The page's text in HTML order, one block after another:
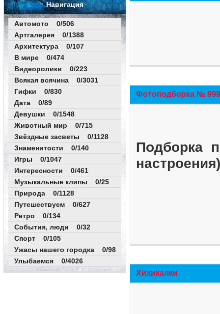
Навигация
Автомото 0/506
Артгалерея 0/1388
Архитектура 0/107
В мире 0/474
Видеоролики 0/223
Всякая всячина 0/3031
Гифки 0/830
Дата 0/89
Девушки 0/1548
Животный мир 0/715
Звёздные засветы 0/1128
Знаменитости 0/140
Игры 0/1047
Интересности 0/461
Музыкальные клипы 0/25
Природа 0/1128
Путешествуем 0/627
Ретро 0/134
События, люди 0/32
Спорт 0/105
Ужасы нашего городка 0/98
Улыбаемся 0/4026
Фотоподборка №
Подборка
Хихикалки